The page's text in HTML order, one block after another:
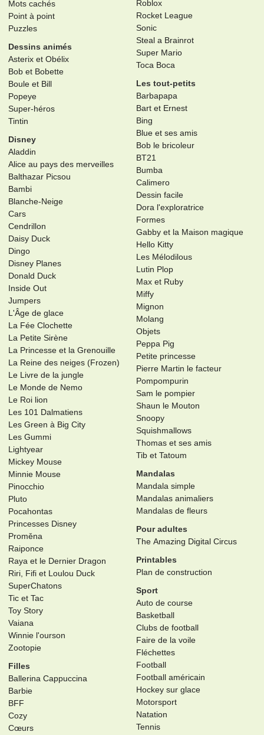
Mots cachés
Point à point
Puzzles
Dessins animés
Asterix et Obélix
Bob et Bobette
Boule et Bill
Popeye
Super-héros
Tintin
Disney
Aladdin
Alice au pays des merveilles
Balthazar Picsou
Bambi
Blanche-Neige
Cars
Cendrillon
Daisy Duck
Dingo
Disney Planes
Donald Duck
Inside Out
Jumpers
L'Âge de glace
La Fée Clochette
La Petite Sirène
La Princesse et la Grenouille
La Reine des neiges (Frozen)
Le Livre de la jungle
Le Monde de Nemo
Le Roi lion
Les 101 Dalmatiens
Les Green à Big City
Les Gummi
Lightyear
Mickey Mouse
Minnie Mouse
Pinocchio
Pluto
Pocahontas
Princesses Disney
Proměna
Raiponce
Raya et le Dernier Dragon
Riri, Fifi et Loulou Duck
SuperChatons
Tic et Tac
Toy Story
Vaiana
Winnie l'ourson
Zootopie
Filles
Ballerina Cappuccina
Barbie
BFF
Cozy
Cœurs
Roblox
Rocket League
Sonic
Steal a Brainrot
Super Mario
Toca Boca
Les tout-petits
Barbapapa
Bart et Ernest
Bing
Blue et ses amis
Bob le bricoleur
BT21
Bumba
Calimero
Dessin facile
Dora l'exploratrice
Formes
Gabby et la Maison magique
Hello Kitty
Les Mélodilous
Lutin Plop
Max et Ruby
Miffy
Mignon
Molang
Objets
Peppa Pig
Petite princesse
Pierre Martin le facteur
Pompompurin
Sam le pompier
Shaun le Mouton
Snoopy
Squishmallows
Thomas et ses amis
Tib et Tatoum
Mandalas
Mandala simple
Mandalas animaliers
Mandalas de fleurs
Pour adultes
The Amazing Digital Circus
Printables
Plan de construction
Sport
Auto de course
Basketball
Clubs de football
Faire de la voile
Fléchettes
Football
Football américain
Hockey sur glace
Motorsport
Natation
Tennis